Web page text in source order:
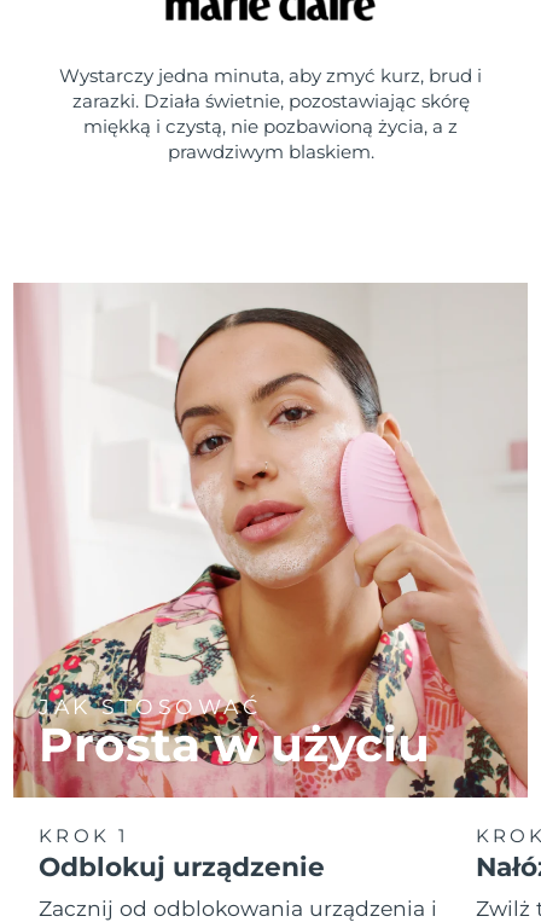
Wystarczy jedna minuta, aby zmyć kurz, brud i
zarazki. Działa świetnie, pozostawiając skórę
miękką i czystą, nie pozbawioną życia, a z
prawdziwym blaskiem.
JAK STOSOWAĆ
Prosta w użyciu
KROK 1
Odblokuj urządzenie
Zacznij od odblokowania urządzenia i
Zwilż